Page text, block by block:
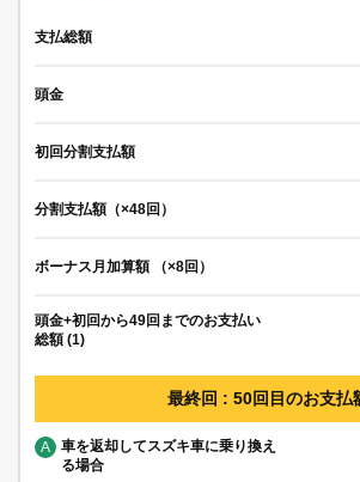
支払総額
頭金
初回分割支払額
分割支払額（×48回）
ボーナス月加算額 （×8回）
頭金+初回から49回までのお支払い
総額 (1)
最終回 : 50回目のお支払
A
車を返却してスズキ車に乗り換え
る場合